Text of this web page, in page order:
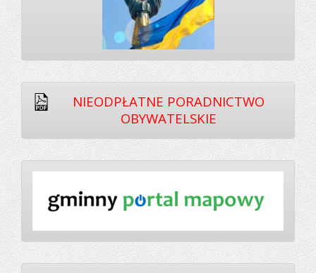
NIEODPŁATNE PORADNICTWO
OBYWATELSKIE